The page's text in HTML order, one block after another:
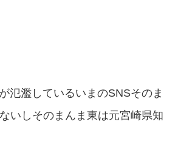
氾濫しているいまのSNSそのま
いしそのまんま東は元宮崎県知